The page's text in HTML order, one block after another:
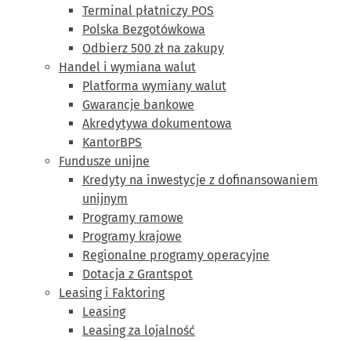
Terminal płatniczy POS
Polska Bezgotówkowa
Odbierz 500 zł na zakupy
Handel i wymiana walut
Platforma wymiany walut
Gwarancje bankowe
Akredytywa dokumentowa
KantorBPS
Fundusze unijne
Kredyty na inwestycje z dofinansowaniem
unijnym
Programy ramowe
Programy krajowe
Regionalne programy operacyjne
Dotacja z Grantspot
Leasing i Faktoring
Leasing
Leasing za lojalność